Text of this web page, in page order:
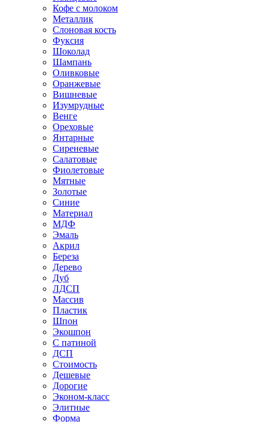
Кофе с молоком
Металлик
Слоновая кость
Фуксия
Шоколад
Шампань
Оливковые
Оранжевые
Вишневые
Изумрудные
Венге
Ореховые
Янтарные
Сиреневые
Салатовые
Фиолетовые
Мятные
Золотые
Синие
Материал
МДФ
Эмаль
Акрил
Береза
Дерево
Дуб
ЛДСП
Массив
Пластик
Шпон
Экошпон
С патиной
ДСП
Стоимость
Дешевые
Дорогие
Эконом-класс
Элитные
Форма